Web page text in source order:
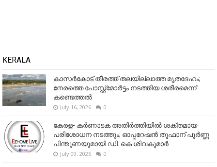
KERALA
കാസർകോട് തീരത്ത് തലയില്ലാത്ത മൃതദേഹം;
നേരത്തെ പോസ്റ്റ്‌മോർട്ടം നടത്തിയ ശരീരമെന്ന്
കണ്ടെത്തൽ
July 16, 2026 0
കേരള- കർണാടക അതിർത്തിയിൽ ശക്തമായ
പരിശോധന നടത്തും; ഓപ്പറേഷൻ തൂഫാന് പൂർണ്ണ
പിന്തുണയുമായി ഡി. കെ ശിവകുമാർ
July 09, 2026 0